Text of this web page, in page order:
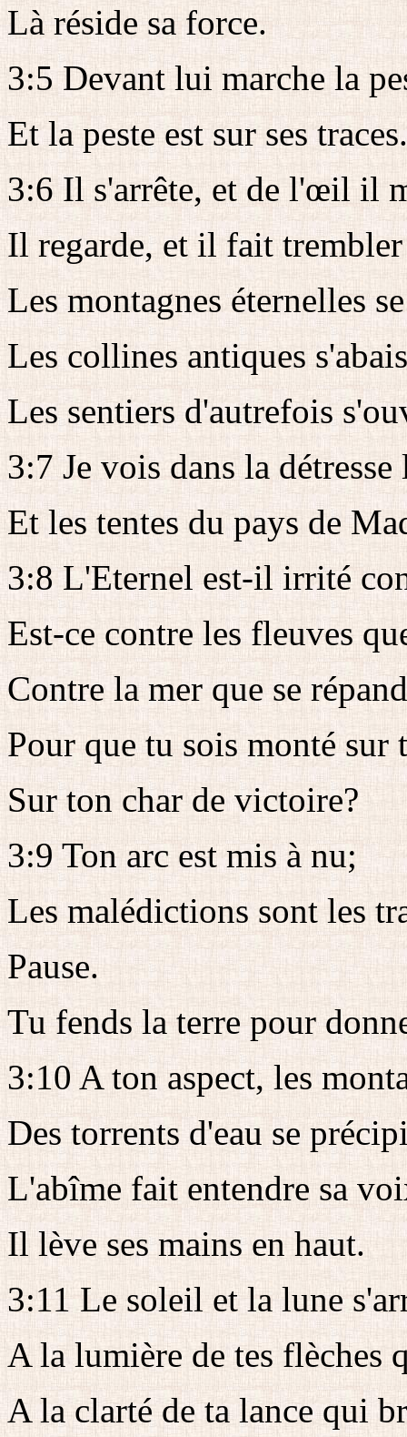
Là réside sa force.
3:5 Devant lui marche la
Et la peste est sur ses traces.
3:6 Il s'arrête, et de l'œil il
Il regarde, et il fait
Les montagnes éternelles
Les collines antiques
Les sentiers d'autrefois
3:7 Je vois dans la
Et les tentes du pays de
3:8 L'Eternel est-il irrité
Est-ce contre les fleuves
Contre la mer que se
Pour que tu sois monté sur
Sur ton char de victoire?
3:9 Ton arc est mis à nu;
Les malédictions sont les
Pause.
Tu fends la terre pour
3:10 A ton aspect, les
Des torrents d'eau se
L'abîme fait entendre sa
Il lève ses mains en haut.
3:11 Le soleil et la lune
A la lumière de tes flèches
A la clarté de ta lance qui